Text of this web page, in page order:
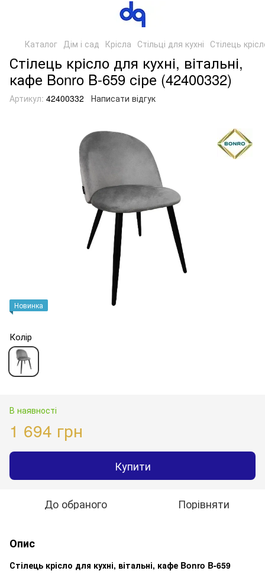
Каталог Дім і сад Крісла Стільці для кухні Стілець
Стілець крісло для кухні, вітальні,
кафе Bonro B-659 сіре (42400332)
Артикул: 42400332 Написати відгук
Новинка
Колір
В наявності
1 694 грн
Купити
До обраного Порівняти
Опис
Стілець крісло для кухні, вітальні, кафе Bonro B-659